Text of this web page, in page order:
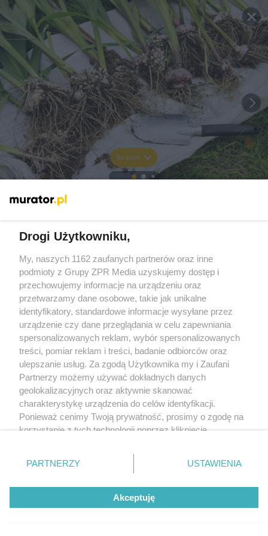
Rozwiń
Drogi Użytkowniku,
My, naszych 1162 zaufanych partnerów oraz inne
podmioty z Grupy ZPR Media uzyskujemy dostęp i
przechowujemy informacje na urządzeniu oraz
przetwarzamy dane osobowe, takie jak unikalne
identyfikatory, standardowe informacje wysyłane przez
urządzenie czy dane przeglądania w celu zapewniania
spersonalizowanych reklam, wybór spersonalizowanych
treści, pomiar reklam i treści, badanie odbiorców oraz
ulepszanie usług. Za zgodą Użytkownika my i Zaufani
Partnerzy możemy używać dokładnych danych
geolokalizacyjnych oraz aktywnie skanować
charakterystykę urządzenia do celów identyfikacji.
Ponieważ cenimy Twoją prywatność, prosimy o zgodę na
korzystanie z tych technologii poprzez kliknięcie
zmienić/wycofać klikając przycisk ustawień prywatności
znajdujący się w lewym dolnym rogu strony
rodzaje przetwarzania danych nie wymagają zgody
użytkownika, ale masz prawo sprzeciwić się takiemu
przetwarzaniu. Preferencje będą miały zastosowanie tylko
PARTNERZY USTAWIENIA
Akceptuję